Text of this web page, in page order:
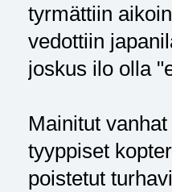
tyrmättiin
vedottiin
joskus ilo olla
Mainitut
tyyppiset
poistetut